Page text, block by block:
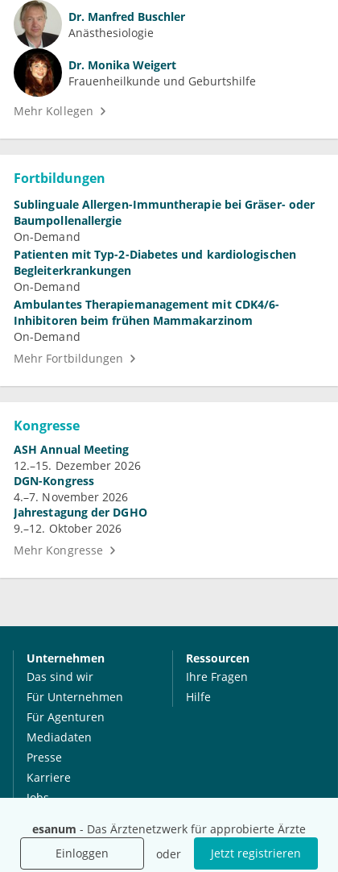
esanum - Das Ärztenetzwerk für approbierte Ärzte
Einloggen
oder Jetzt registrieren
Dr. Manfred Buschler
Anästhesiologie
Dr. Monika Weigert
Frauenheilkunde und Geburtshilfe
Mehr Kollegen
Fortbildungen
Sublinguale Allergen-Immuntherapie bei Gräser- oder
Baumpollenallergie
On-Demand
Patienten mit Typ-2-Diabetes und kardiologischen
Begleiterkrankungen
On-Demand
Ambulantes Therapiemanagement mit CDK4/6-
Inhibitoren beim frühen Mammakarzinom
On-Demand
Mehr Fortbildungen
Kongresse
ASH Annual Meeting
12.–15. Dezember 2026
DGN-Kongress
4.–7. November 2026
Jahrestagung der DGHO
9.–12. Oktober 2026
Mehr Kongresse
Unternehmen
Das sind wir
Für Unternehmen
Für Agenturen
Mediadaten
Presse
Karriere
Jobs
Ressourcen
Ihre Fragen
Hilfe
International
esanum.it
Social Media
Youtube